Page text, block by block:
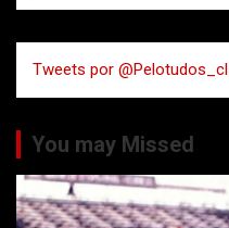
a
r
Tweets por @Pelotudos_cl
You may Missed